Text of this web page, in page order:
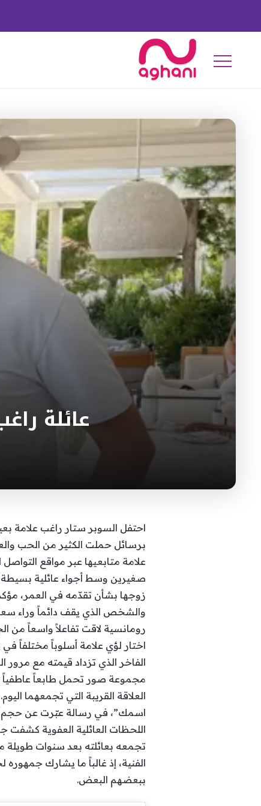
عائلة
برسائل حملت الكثير من الحب
علامة متابعيها عبر مواقع
صغيرين وسط أجواء عائلية
زوجها بشأن تقدّمه في العمر،
والشخص الذي يقف دائماً وراء
رومانسية لاقت تفاعلاً واسعاً من
اختار لؤي علامة أسلوباً مختلفاً
الفاخر الذي تزداد قيمته مع مرور
مجموعة صور تحمل طابعاً عاطفياً
العلاقة القريبة التي تجمعهما
اسمك”، في رسالة عبّرت عن حجم
اللحظات العائلية العفوية كشفت
تجمعه بعائلته بعد سنوات طويلة
الفنية، إذ غالباً ما يشارك
ببعضهم البعض.